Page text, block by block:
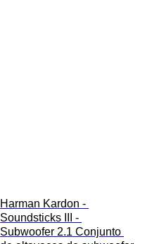
Harman Kardon -
Soundsticks III -
Subwoofer 2.1 Conjunto